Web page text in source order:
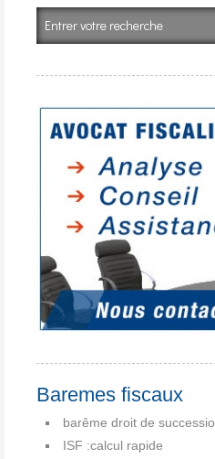
Baremes fiscaux
barême droit de
ISF :calcul rapide